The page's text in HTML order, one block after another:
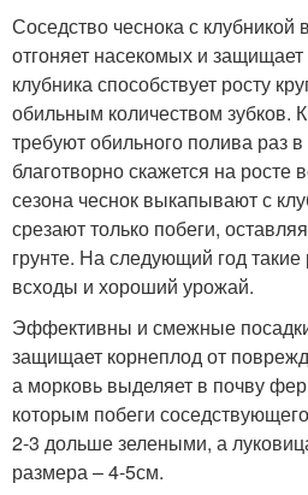
Соседство чеснока с
отгоняет насекомых и защищает
клубника способствует росту
обильным количеством зубков.
требуют обильного полива раз
благотворно скажется на росте
сезона чеснок выкапывают с
срезают только побеги,
грунте. На следующий год
всходы и хороший урожай.
Эффективны и смежные
защищает корнеплод от
а морковь выделяет в почву
которым побеги
2-3 дольше зелеными, а
размера – 4-5см.